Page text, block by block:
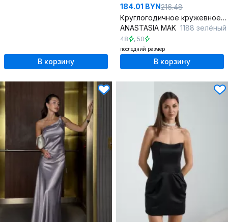
В корзину
184.01 BYN216.48
Круглогодичное кружевное мини платье с V-образным вырезом
ANASTASIA MAK 1188 зелёный
48 , 50
последний размер
В корзину